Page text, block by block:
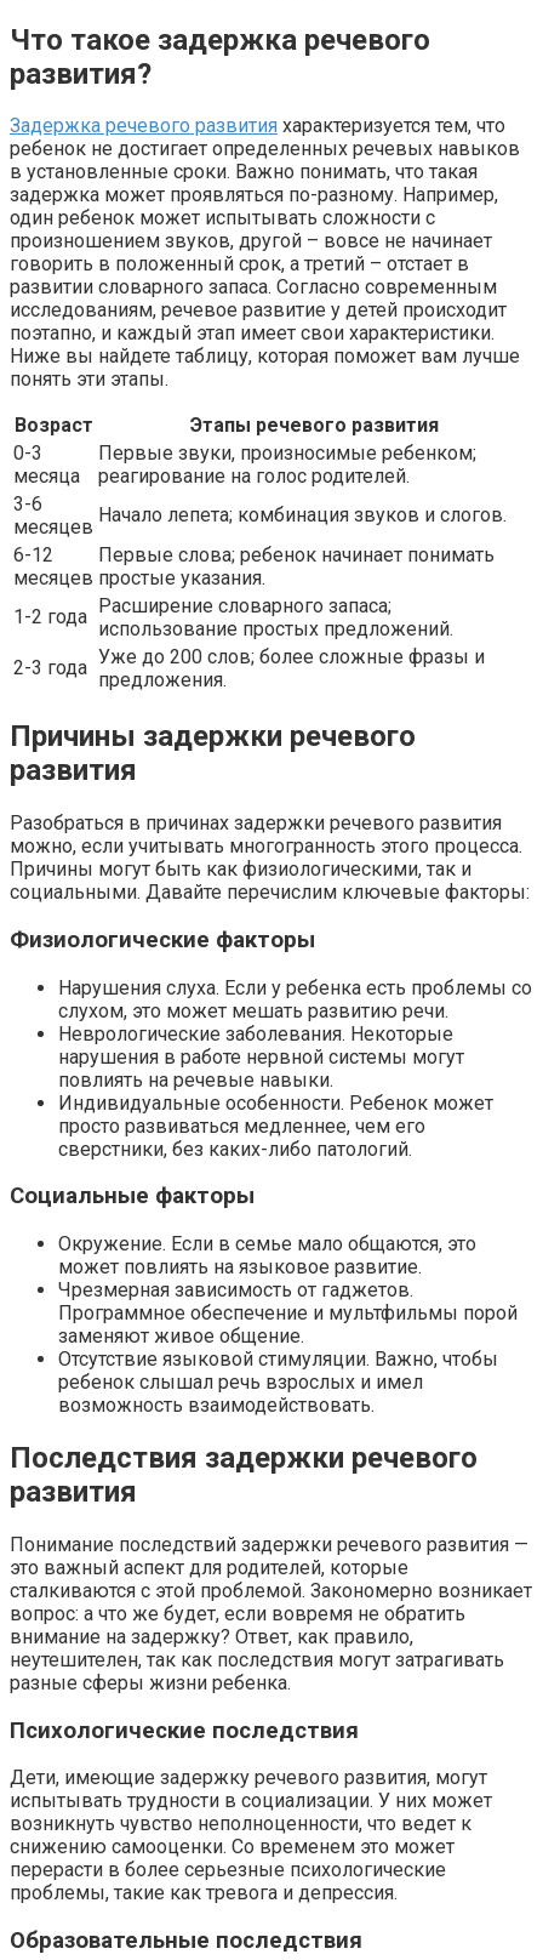
Что такое задержка речевого
развития?
Задержка речевого развития характеризуется тем, что
ребенок не достигает определенных речевых навыков
в установленные сроки. Важно понимать, что такая
задержка может проявляться по-разному. Например,
один ребенок может испытывать сложности с
произношением звуков, другой – вовсе не начинает
говорить в положенный срок, а третий – отстает в
развитии словарного запаса. Согласно современным
исследованиям, речевое развитие у детей происходит
поэтапно, и каждый этап имеет свои характеристики.
Ниже вы найдете таблицу, которая поможет вам лучше
понять эти этапы.
Возраст
Этапы речевого развития
0-3
месяца
Первые звуки, произносимые ребенком;
реагирование на голос родителей.
3-6
месяцев
Начало лепета; комбинация звуков и слогов.
6-12
месяцев
Первые слова; ребенок начинает понимать
простые указания.
1-2 года
Расширение словарного запаса;
использование простых предложений.
2-3 года Уже до 200 слов; более сложные фразы и
предложения.
Причины задержки речевого
развития
Разобраться в причинах задержки речевого развития
можно, если учитывать многогранность этого процесса.
Причины могут быть как физиологическими, так и
социальными. Давайте перечислим ключевые факторы:
Физиологические факторы
Нарушения слуха. Если у ребенка есть проблемы со
слухом, это может мешать развитию речи.
Неврологические заболевания. Некоторые
нарушения в работе нервной системы могут
повлиять на речевые навыки.
Индивидуальные особенности. Ребенок может
просто развиваться медленнее, чем его
сверстники, без каких-либо патологий.
Социальные факторы
Окружение. Если в семье мало общаются, это
может повлиять на языковое развитие.
Чрезмерная зависимость от гаджетов.
Программное обеспечение и мультфильмы порой
заменяют живое общение.
Отсутствие языковой стимуляции. Важно, чтобы
ребенок слышал речь взрослых и имел
возможность взаимодействовать.
Последствия задержки речевого
развития
Понимание последствий задержки речевого развития —
это важный аспект для родителей, которые
сталкиваются с этой проблемой. Закономерно возникает
вопрос: а что же будет, если вовремя не обратить
внимание на задержку? Ответ, как правило,
неутешителен, так как последствия могут затрагивать
разные сферы жизни ребенка.
Психологические последствия
Дети, имеющие задержку речевого развития, могут
испытывать трудности в социализации. У них может
возникнуть чувство неполноценности, что ведет к
снижению самооценки. Со временем это может
перерасти в более серьезные психологические
проблемы, такие как тревога и депрессия.
Образовательные последствия